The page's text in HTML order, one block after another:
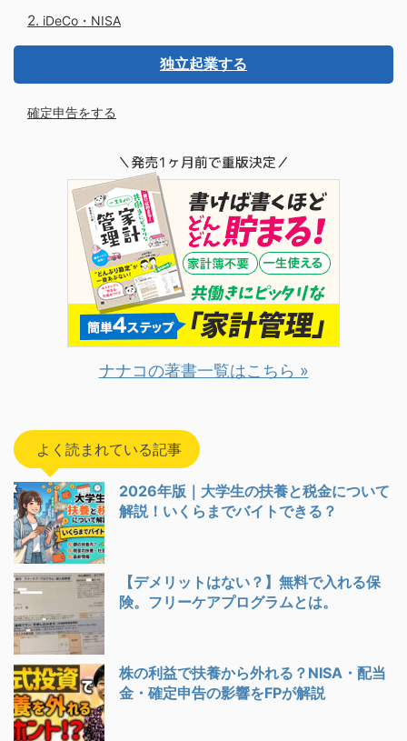
iDeCo・NISA
独立起業する
確定申告をする
ナナコの著書一覧はこちら »
よく読まれている記事
2026年版｜大学生の扶養と税金について
解説！いくらまでバイトできる？
【デメリットはない？】無料で入れる保
険。フリーケアプログラムとは。
株の利益で扶養から外れる？NISA・配当
金・確定申告の影響をFPが解説